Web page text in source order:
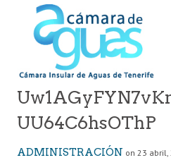
UU64C6hsOThP
ADMINISTRACIÓN on 23 abril,